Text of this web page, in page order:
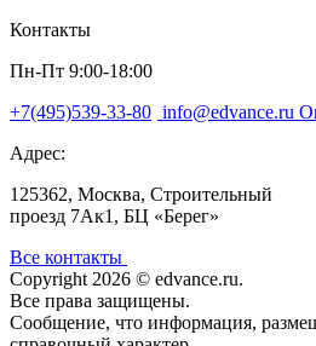
Контакты
Пн-Пт 9:00-18:00
+7(495)539-33-80 info@edvance.ru
Адрес:
125362, Москва, Строительный
проезд 7Ак1, БЦ «Берег»
Все контакты
Copyright 2026 © edvance.ru.
Все права защищены.
Сообщение, что информация,